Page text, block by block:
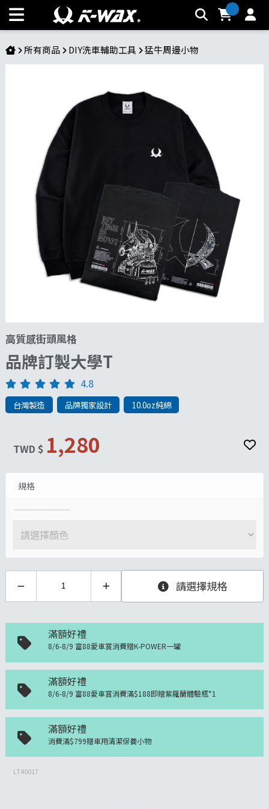
品牌訂製大學T | K-WAX台灣汽車美容材料
所有商品 DIY洗車輔助工具 猛牛周邊小物
高質感街頭風格
品牌訂製大學T
4.8
台灣製造 品牌獨家設計 10.0oz純綿
TWD $ 1,280
規格
請選擇規格
滿額好禮
8/6-8/9 富88愛車賞消費贈K-POWER一罐
滿額好禮
8/6-8/9 富88愛車賞消費滿$188即贈紫羅蘭體驗瓶*1
滿額好禮
消費滿$799贈車用清潔保養小物
LT40017